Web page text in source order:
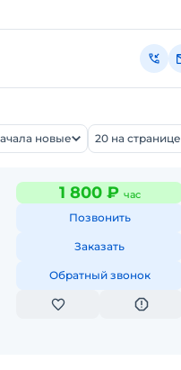
новые 20 на странице
1 800 ₽ час
Позвонить
Заказать
Обратный звонок